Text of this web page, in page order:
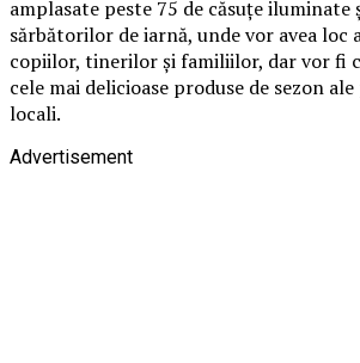
amplasate peste 75 de căsuțe iluminate
sărbătorilor de iarnă, unde vor avea loc
copiilor, tinerilor și familiilor, dar vor fi
cele mai delicioase produse de sezon
locali.
Advertisement